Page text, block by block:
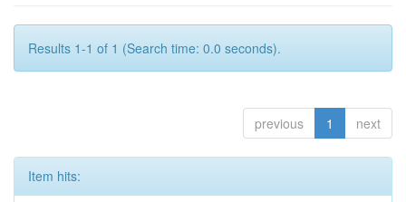
Results 1-1 of 1 (Search time: 0.0 seconds).
previous 1 next
Item hits: